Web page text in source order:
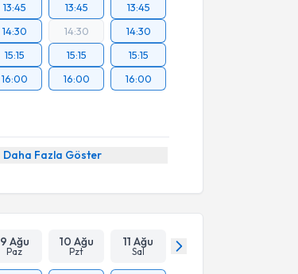
13:45
14:30
15:15
16:00
13:45
14:30
15:15
16:00
13:45
14:30
15:15
16:00
Daha Fazla Göster
9 Ağu
Paz
10 Ağu
Pzt
11 Ağu
Sal